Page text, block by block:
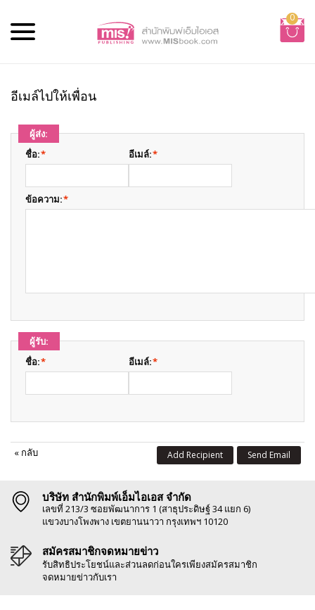
0
อีเมล์ไปให้เพื่อน
ผู้ส่ง:
*
ชื่อ: *
อีเมล์:
*
ข้อความ:
ผู้รับ:
*
ชื่อ: *
อีเมล์:
« กลับ Send Email
Add Recipient
บริษัท สำนักพิมพ์เอ็มไอเอส จำกัด
เลขที่ 213/3 ซอยพัฒนาการ 1 (สาธุประดิษฐ์ 34 แยก 6)
แขวงบางโพงพาง เขตยานนาวา กรุงเทพฯ 10120
สมัครสมาชิกจดหมายข่าว
รับสิทธิประโยชน์และส่วนลดก่อนใครเพียงสมัครสมาชิก
จดหมายข่าวกับเรา